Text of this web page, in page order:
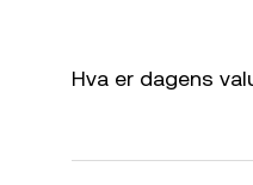
Hva er dagens